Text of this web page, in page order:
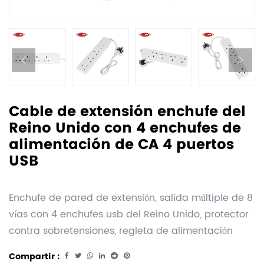
Cable de extensión enchufe del
Reino Unido con 4 enchufes de
alimentación de CA 4 puertos
USB
Enchufe de pared de extensión, salida múltiple de 8
vías con 4 enchufes usb del Reino Unido, protector
contra sobretensiones, regleta de alimentación
Compartir :